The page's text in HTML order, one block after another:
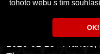
tohoto webu s tím
OK!
2026-01-17 - Francie,
Menuires a Val